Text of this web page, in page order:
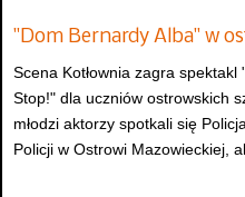
"Dom Bernardy Alba" w
Scena Kotłownia zagra
Stop!" dla uczniów ostrowskich
młodzi aktorzy spotkali się
Policji w Ostrowi Mazowieckiej,